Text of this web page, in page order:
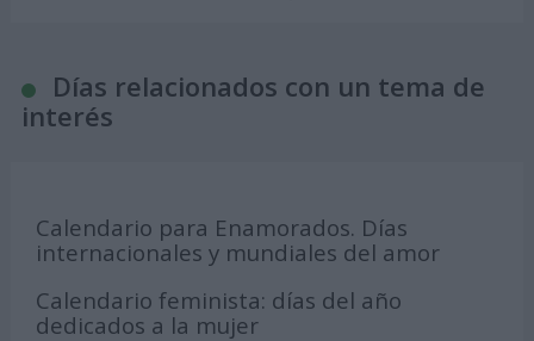
Días relacionados con un tema de
interés
Calendario para Enamorados. Días
internacionales y mundiales del amor
Calendario feminista: días del año
dedicados a la mujer